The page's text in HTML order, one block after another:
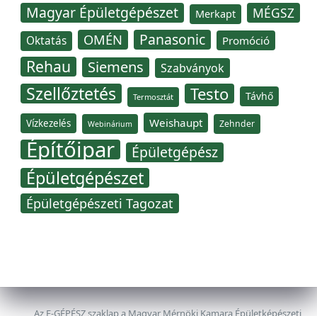
Magyar Épületgépészet Merkapt MÉGSZ
Oktatás OMÉN Panasonic Promóció
Rehau Siemens Szabványok
Szellőztetés Termosztát Testo Távhő
Vízkezelés Webinárium Weishaupt Zehnder
Építőipar Épületgépész
Épületgépészet
Épületgépészeti Tagozat
Az E-GÉPÉSZ szaklap a Magyar Mérnöki Kamara Épületképészeti